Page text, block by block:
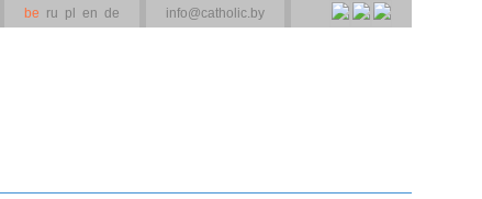
be ru pl en de info@catholic.by